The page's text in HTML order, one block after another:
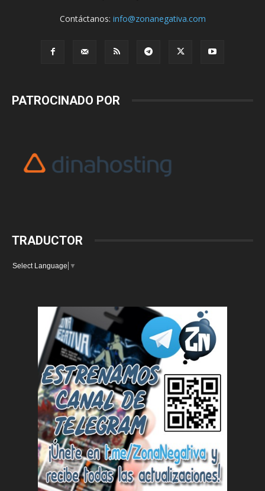
Contáctanos: info@zonanegativa.com
PATROCINADO POR
TRADUCTOR
Select Language ▼